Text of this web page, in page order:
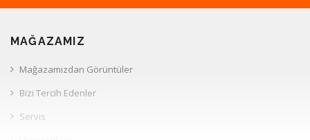
MAĞAZAMIZ
Mağazamızdan Görüntüler
Bizi Tercih Edenler
Servis